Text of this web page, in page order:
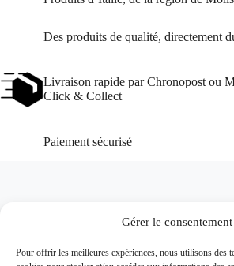
Gérer le consentement
Pour offrir les meilleures expériences, nous utilisons des
Des produits de qualité, directement
Livraison rapide par Chronopost ou
Click & Collect
Paiement sécurisé